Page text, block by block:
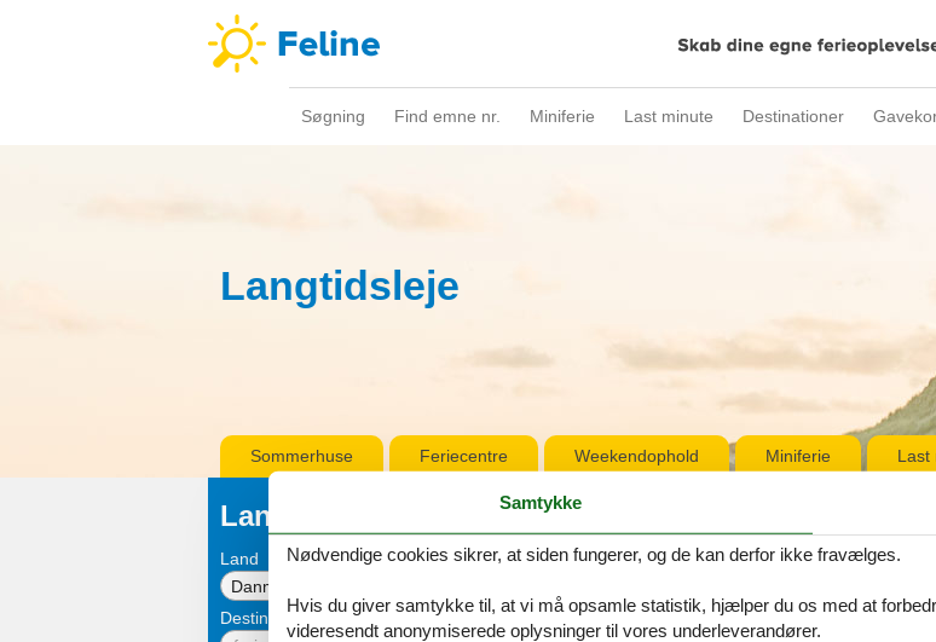
Søgning Find emne nr. Miniferie Last minute Destinationer
Langtidsleje
Sommerhuse Feriecentre Weekendophold Miniferie Last
Langtidsleje søgning
Land
Danmark
Destination
Samtykke
Nødvendige cookies sikrer, at siden fungerer, og de kan derfor ikke fravælges.
Hvis du giver samtykke til, at vi må opsamle statistik, hjælper du os med at
videresendt anonymiserede oplysninger til vores underleverandører.